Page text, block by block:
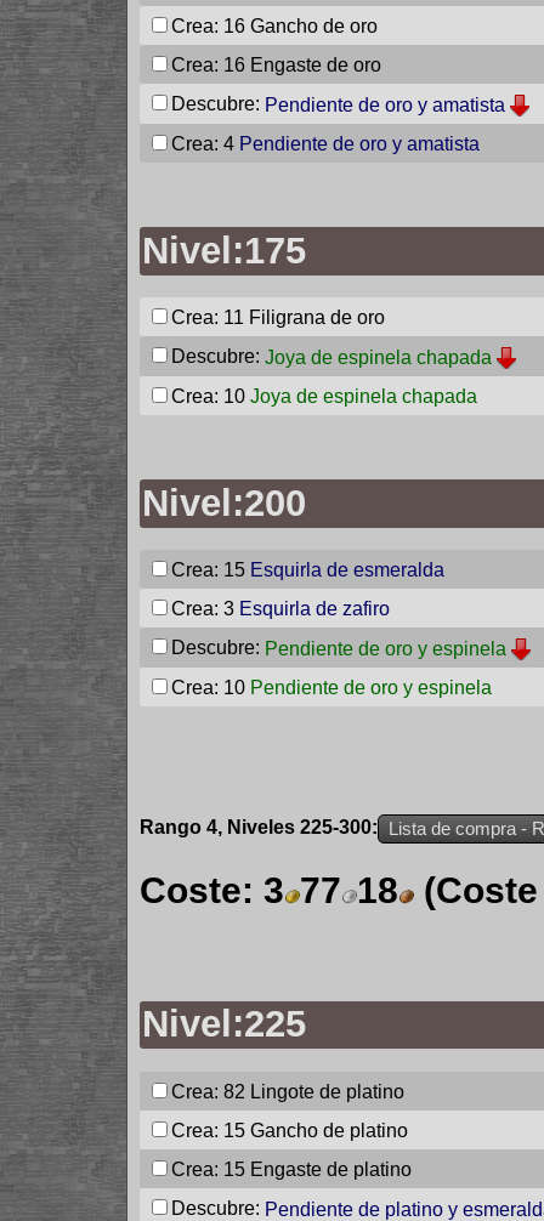
Crea: 16 Gancho de oro
Crea: 16 Engaste de oro
Descubre: Pendiente de oro y amatista
Crea: 4 Pendiente de oro y amatista
Nivel:175
Crea: 11 Filigrana de oro
Descubre: Joya de espinela chapada
Crea: 10 Joya de espinela chapada
Nivel:200
Crea: 15 Esquirla de esmeralda
Crea: 3 Esquirla de zafiro
Descubre: Pendiente de oro y espinela
Crea: 10 Pendiente de oro y espinela
Rango 4, Niveles 225-300: Lista de compra -
Coste: 3 77 18
Nivel:225
Crea: 82 Lingote de platino
Crea: 15 Gancho de platino
Crea: 15 Engaste de platino
Descubre: Pendiente de platino y